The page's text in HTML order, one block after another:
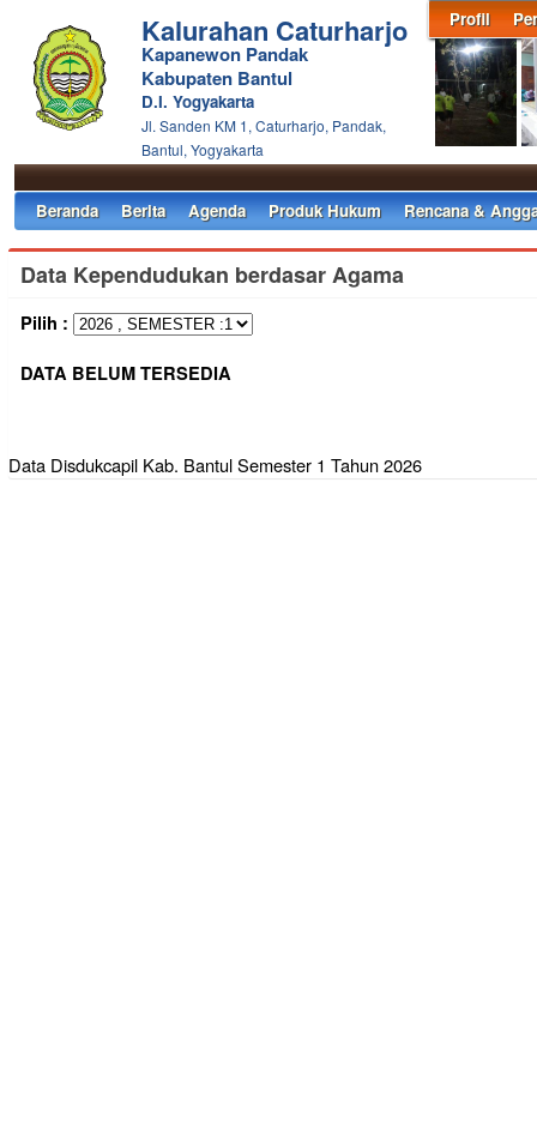
Profil
Kalurahan Caturharjo
Kapanewon Pandak
Kabupaten Bantul
D.I. Yogyakarta
Jl. Sanden KM 1, Caturharjo, Pandak,
Bantul, Yogyakarta
Beranda Berita Agenda Produk Hukum Rencana &
Data Kependudukan berdasar Agama
Pilih :
DATA BELUM TERSEDIA
Data Disdukcapil Kab. Bantul Semester 1 Tahun 2026